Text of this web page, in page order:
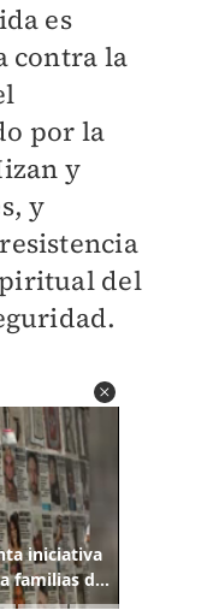
es
contra la
por la
y
y
del